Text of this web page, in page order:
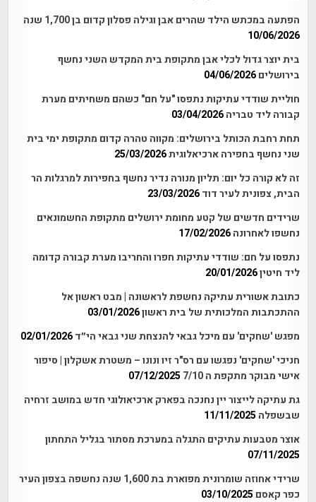
הפתעה במכתש הילד שהרים אבן וגילה פסלון קדום בן 1,700 שנה
10/06/2026
בית יוצר גדול לכלי אבן מתקופת בית המקדש השני נחשף
בירושלים 04/06/2026
חוליית שודדי עתיקות נתפסו "על חם" כשהם משחיתים מערת
קבורה ליד טבריה 03/04/2026
תחת רחבת הכותל בירושלים: מקווה טהרה קדום מתקופת ימי בית
שני נחשף בחפירה ארכיאלוגית25/03/2026
זה לא קורה כל יום: תליון מנורה נדיר נחשף בחפירות למרגלות הר
הבית, צפונית לעיר דוד 23/03/2026
שרידים חדשים של קטע מחומת ירושלים מתקופת החשמונאים
נחשפו לאחרונה 17/02/2026
נתפסו על חם: שודדי עתיקות חפרו והחריבו מערת קבורה קדומה
ליד חיטין20/01/2026
כתובת אשורית עתיקה נחשפת לראשונה | מבט ראשון אל
ההתכתבות המלכותית של בית ראשון03/01/2026
מפגש 'שחקים' עם מיכל גבאי להנצחת שני גבאי הי״ד 02/01/2026
חניכי 'שחקים' נפגשו עם רס"ר זיו ונונו – משטרת אשקלון | סיפור
אישי מבוקר מתקפת ה 7/10
07/12/2025
גת עתיקה לייצור יין נחנכה בפארק ארכיאולוגי חדש במושב זרחיה
שבשפלה 11/11/2025
אוצר מטבעות עתיקים התגלה במערכת מסתור בגליל התחתון
07/11/2025
שרידי אחוזה שומרונית מפוארת בת 1,600 שנה נחשפה בצפון העיר
כפר קאסם 03/10/2025